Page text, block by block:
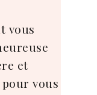
vous
et
vous